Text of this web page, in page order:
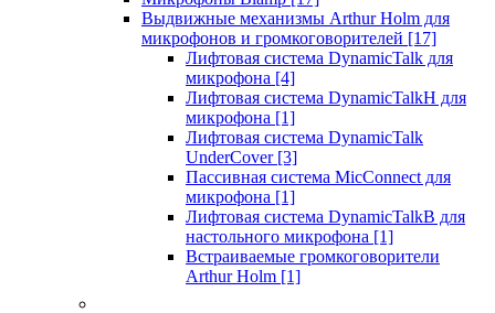
Выдвижные механизмы Arthur Holm для
микрофонов и громкоговорителей [17]
Лифтовая система DynamicTalk для
микрофона [4]
Лифтовая система DynamicTalkH для
микрофона [1]
Лифтовая система DynamicTalk
UnderCover [3]
Пассивная система MicConnect для
микрофона [1]
Лифтовая система DynamicTalkB для
настольного микрофона [1]
Встраиваемые громкоговорители
Arthur Holm [1]